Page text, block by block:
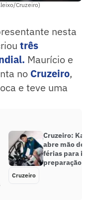
Cruzeiro)
nesta
três
Maurício e
no Cruzeiro,
e teve uma
Cruzeiro:
abre mão de
férias para
preparação
Cruzeiro